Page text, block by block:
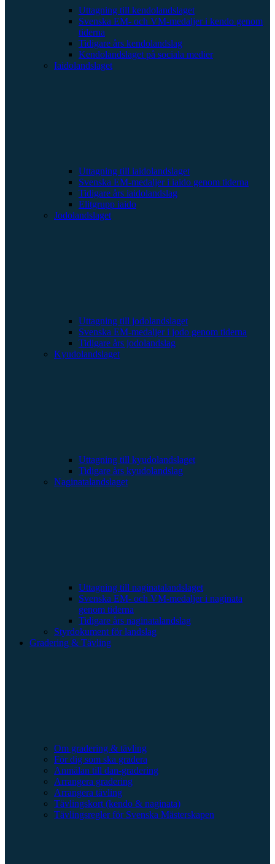
Uttagning till kendolandslaget
Svenska EM- och VM-medaljer i kendo genom
tiderna
Tidigare års kendolandslag
Kendolandslaget på sociala medier
Iaidolandslaget
Uttagning till iaidolandslaget
Svenska EM-medaljer i iaido genom tiderna
Tidigare års iaidolandslag
Elitgrupp iaido
Jodolandslaget
Uttagning till jodolandslaget
Svenska EM-medaljer i jodo genom tiderna
Tidigare års jodolandslag
Kyudolandslaget
Uttagning till kyudolandslaget
Tidigare års kyudolandslag
Naginatalandslaget
Uttagning till naginatalandslaget
Svenska EM- och VM-medaljer i naginata
genom tiderna
Tidigare års naginatalandslag
Styrdokument för landslag
Gradering & Tävling
Om gradering & tävling
För dig som ska gradera
Anmälan till dan-gradering
Arrangera gradering
Arrangera tävling
Tävlingskort (kendo & naginata)
Tävlingsregler för Svenska Mästerskapen